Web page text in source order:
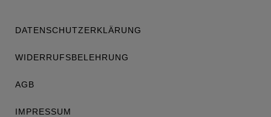
DATENSCHUTZERKLÄRUNG
WIDERRUFSBELEHRUNG
AGB
IMPRESSUM